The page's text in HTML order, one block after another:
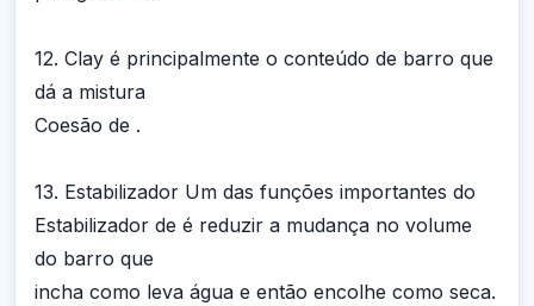
12. Clay é principalmente o conteúdo de barro que
dá a mistura
Coesão de .
13. Estabilizador Um das funções importantes do
Estabilizador de é reduzir a mudança no volume
do barro que
incha como leva água e então encolhe como seca.